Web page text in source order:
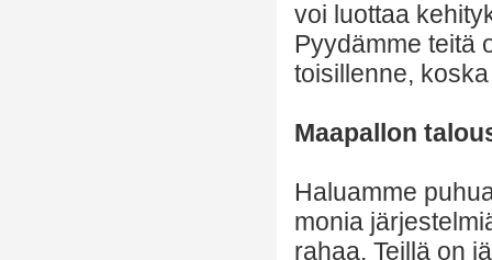
voi luottaa
Pyydämme teitä
toisillenne,
Maapallon
Haluamme
monia
rahaa. Teillä on